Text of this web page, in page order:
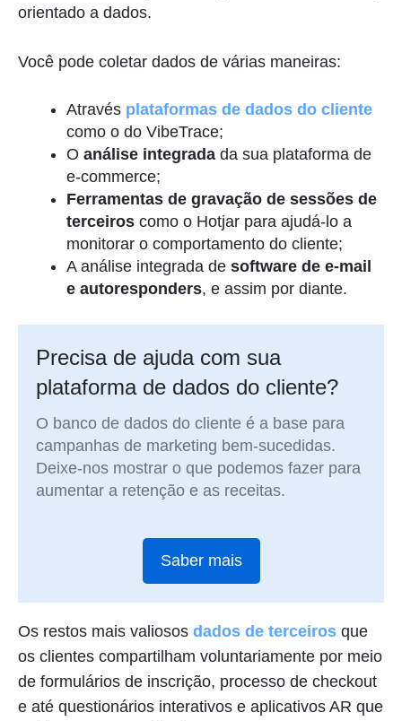
orientado a dados.
Você pode coletar dados de várias maneiras:
Através plataformas de dados do cliente
como o do VibeTrace;
O análise integrada da sua plataforma de
e-commerce;
Ferramentas de gravação de sessões de
terceiros como o Hotjar para ajudá-lo a
monitorar o comportamento do cliente;
A análise integrada de software de e-mail
e autoresponders, e assim por diante.
Precisa de ajuda com sua
plataforma de dados do cliente?
O banco de dados do cliente é a base para
campanhas de marketing bem-sucedidas.
Deixe-nos mostrar o que podemos fazer para
aumentar a retenção e as receitas.
Saber mais
Os restos mais valiosos dados de terceiros que
os clientes compartilham voluntariamente por meio
de formulários de inscrição, processo de checkout
e até questionários interativos e aplicativos AR que